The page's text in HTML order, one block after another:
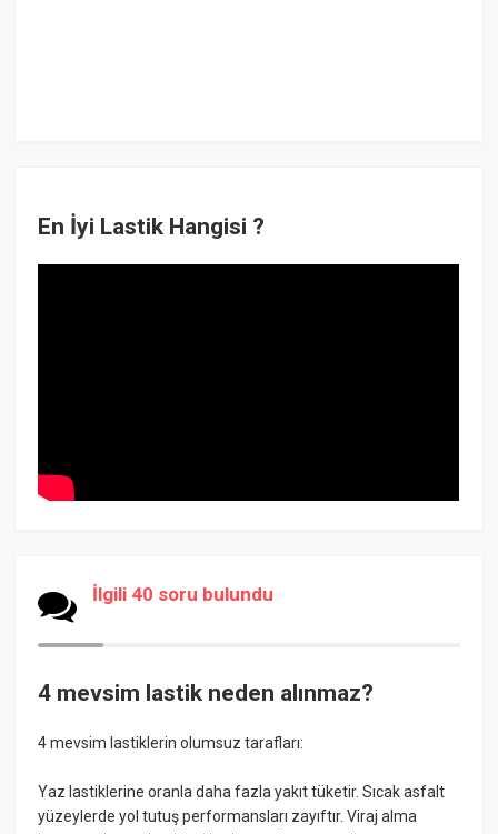
En İyi Lastik Hangisi ?
İlgili 40 soru bulundu
4 mevsim lastik neden alınmaz?
4 mevsim lastiklerin olumsuz tarafları:
Yaz lastiklerine oranla daha fazla yakıt tüketir. Sıcak asfalt
yüzeylerde yol tutuş performansları zayıftır. Viraj alma